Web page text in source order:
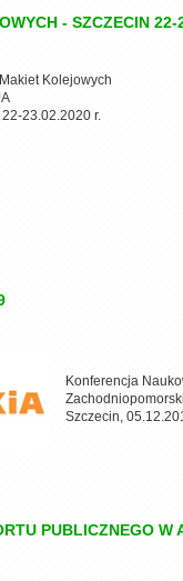
- SZCZECIN
Kolejowych
23.02.2020 r.
Konferencja
Szczecin,
PUBLICZNEGO